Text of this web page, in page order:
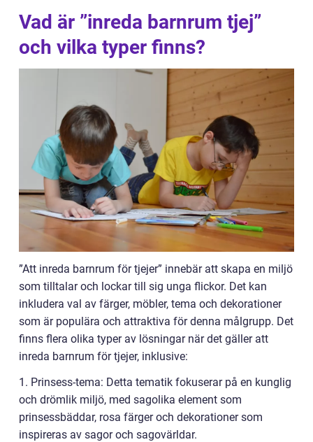
Vad är ”inreda barnrum tjej”
och vilka typer finns?
”Att inreda barnrum för tjejer” innebär att skapa en miljö
som tilltalar och lockar till sig unga flickor. Det kan
inkludera val av färger, möbler, tema och dekorationer
som är populära och attraktiva för denna målgrupp. Det
finns flera olika typer av lösningar när det gäller att
inreda barnrum för tjejer, inklusive:
1. Prinsess-tema: Detta tematik fokuserar på en kunglig
och drömlik miljö, med sagolika element som
prinsessbäddar, rosa färger och dekorationer som
inspireras av sagor och sagovärldar.